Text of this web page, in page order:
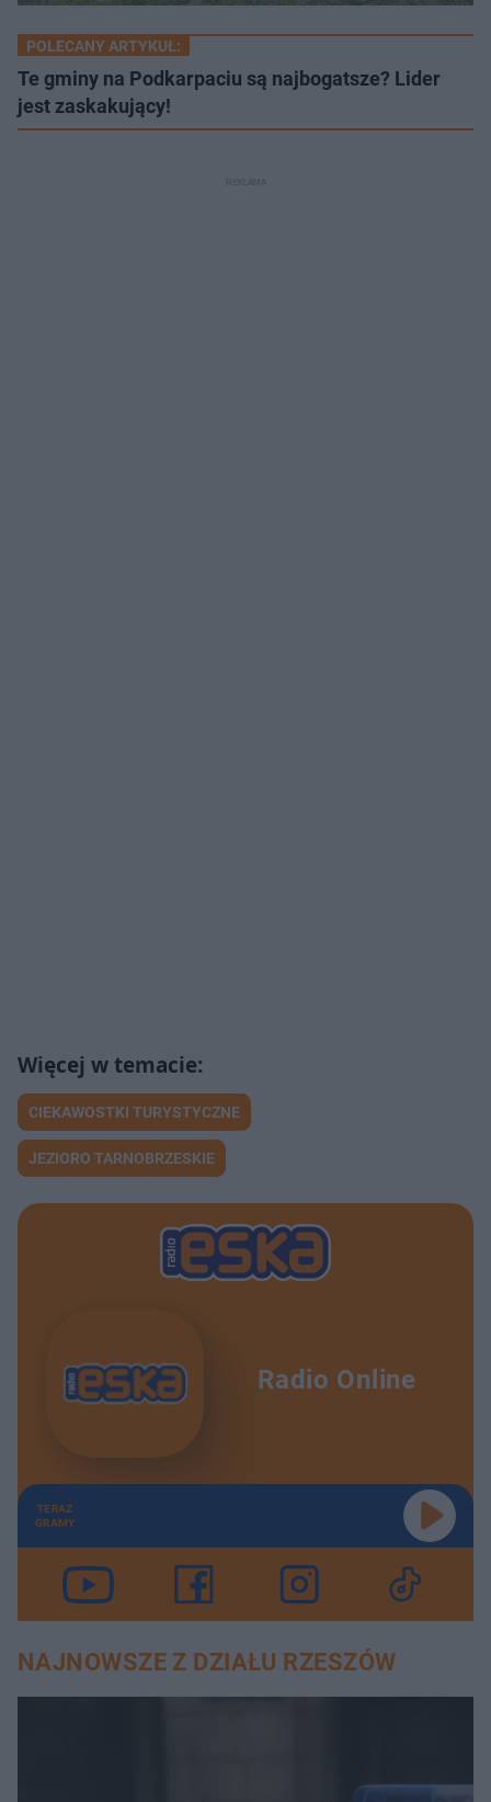
POLECANY ARTYKUŁ:
Te gminy na Podkarpaciu są najbogatsze? Lider
jest zaskakujący!
CIEKAWOSTKI TURYSTYCZNE
JEZIORO TARNOBRZESKIE
Radio Online
TERAZ
GRAMY
NAJNOWSZE Z DZIAŁU RZESZÓW